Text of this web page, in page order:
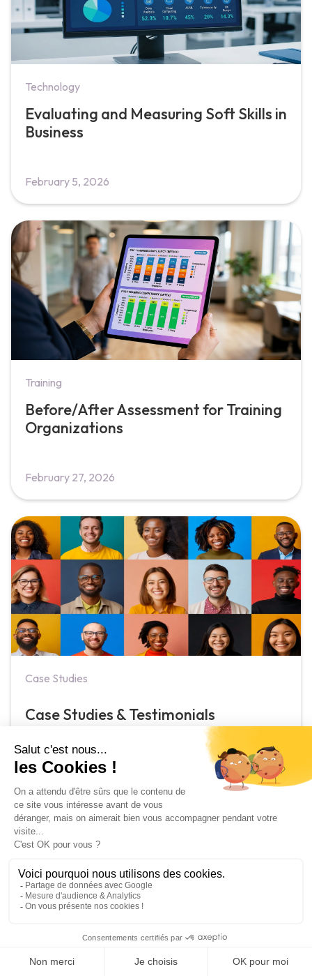
Technology
Evaluating and Measuring Soft Skills in
Business
February 5, 2026
Training
Before/After Assessment for Training
Organizations
February 27, 2026
Case Studies
Case Studies & Testimonials
November 2, 2025